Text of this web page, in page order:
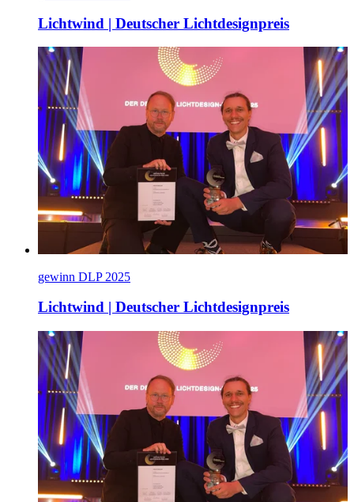
Lichtwind | Deutscher Lichtdesignpreis
gewinn DLP 2025
Lichtwind | Deutscher Lichtdesignpreis